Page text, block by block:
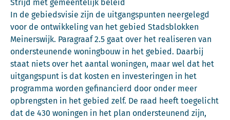
Strijd met gemeentelijk beleid
In de gebiedsvisie zijn de uitgangspunten neergelegd
voor de ontwikkeling van het gebied Stadsblokken
Meinerswijk. Paragraaf 2.5 gaat over het realiseren van
ondersteunende woningbouw in het gebied. Daarbij
staat niets over het aantal woningen, maar wel dat het
uitgangspunt is dat kosten en investeringen in het
programma worden gefinancierd door onder meer
opbrengsten in het gebied zelf. De raad heeft toegelicht
dat de 430 woningen in het plan ondersteunend zijn,